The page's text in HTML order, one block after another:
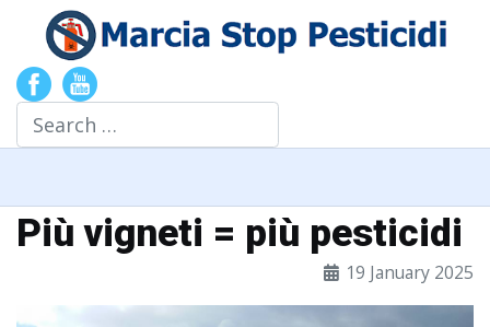
Search
Più vigneti = più pesticidi
19 January 2025